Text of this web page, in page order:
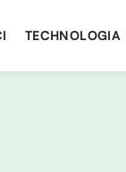
TECHNOLOGIA